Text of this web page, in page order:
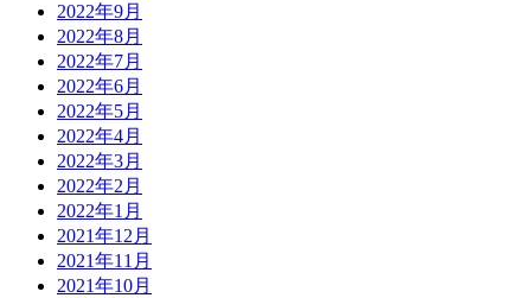
2022年9月
2022年8月
2022年7月
2022年6月
2022年5月
2022年4月
2022年3月
2022年2月
2022年1月
2021年12月
2021年11月
2021年10月